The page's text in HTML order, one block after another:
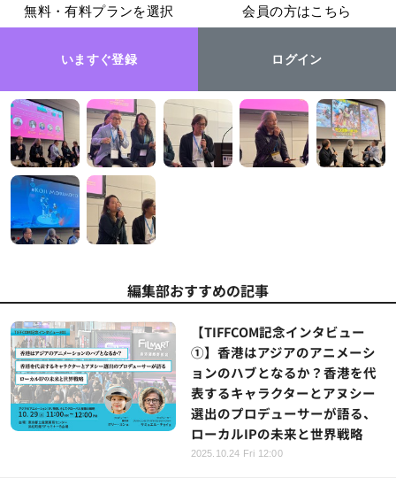
無料・有料プランを選択
いますぐ登録
会員の方はこちら
ログイン
編集部おすすめの記事
【TIFFCOM記念インタビュー
①】香港はアジアのアニメーシ
ョンのハブとなるか？香港を代
表するキャラクターとアヌシー
選出のプロデューサーが語る、
ローカルIPの未来と世界戦略
2025.10.24 Fri 12:00